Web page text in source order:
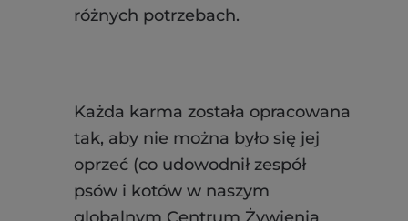
różnych potrzebach.
Każda karma została opracowana
tak, aby nie można było się jej
oprzeć (co udowodnił zespół
psów i kotów w naszym